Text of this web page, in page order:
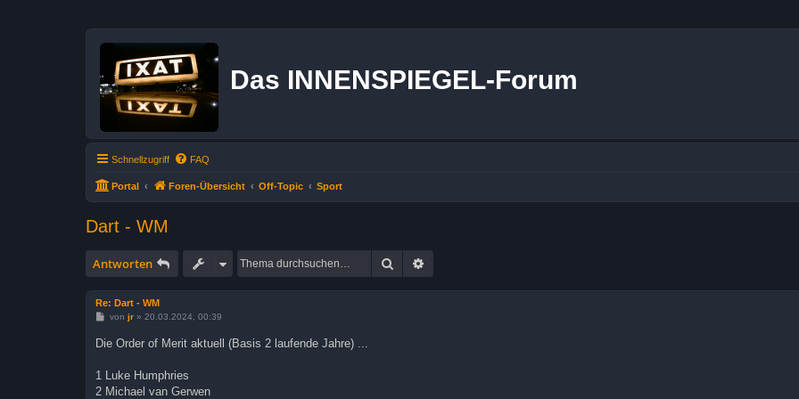
Das INNENSPIEGEL-Forum
Schnellzugriff FAQ
Portal Foren-Übersicht Off-Topic Sport
Dart - WM
Antworten Suche
Re: Dart - WM
B
t
a
g
von jr» 20.03.2024, 00:39
Die Order of Merit aktuell (Basis 2 laufende Jahre) ...
1 Luke Humphries
2 Michael van Gerwen